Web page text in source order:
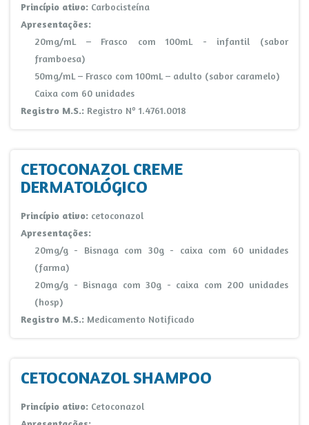
Princípio ativo: Carbocisteína
Apresentações:
20mg/mL – Frasco com 100mL - infantil (sabor
framboesa)
50mg/mL – Frasco com 100mL – adulto (sabor caramelo)
Caixa com 60 unidades
Registro M.S.: Registro Nº 1.4761.0018
CETOCONAZOL CREME
DERMATOLÓGICO
Princípio ativo: cetoconazol
Apresentações:
20mg/g - Bisnaga com 30g - caixa com 60 unidades
(farma)
20mg/g - Bisnaga com 30g - caixa com 200 unidades
(hosp)
Registro M.S.: Medicamento Notificado
CETOCONAZOL SHAMPOO
Princípio ativo: Cetoconazol